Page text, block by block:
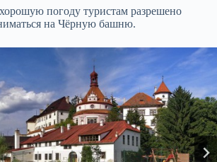
погоду туристам разрешено
на Чёрную башню.